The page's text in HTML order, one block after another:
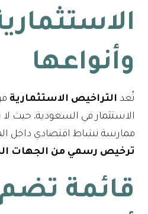
وأنواعها
تُعد التراخيص الاستثمارية
الاستثمار في السعودية، حيث
ممارسة نشاط اقتصادي داخل
ترخيص رسمي من الجهات